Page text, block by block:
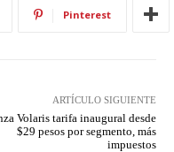
Pinterest
ARTÍCULO SIGUIENTE
Volaris tarifa inaugural desde
$29 pesos por segmento, más
impuestos